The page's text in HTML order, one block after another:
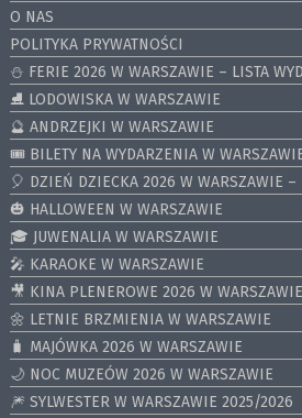
O NAS
POLITYKA PRYWATNOŚCI
⛄️ FERIE 2026 W WARSZAWIE – LISTA
⛸ LODOWISKA W WARSZAWIE
🔮 ANDRZEJKI W WARSZAWIE
🎟️ BILETY NA WYDARZENIA W
🎈 DZIEŃ DZIECKA 2026 W WARSZAWIE –
🎃 HALLOWEEN W WARSZAWIE
🎓 JUWENALIA W WARSZAWIE
🎤 KARAOKE W WARSZAWIE
🎥 KINA PLENEROWE 2026 W WARSZAWIE
🌼 LETNIE BRZMIENIA W WARSZAWIE
🧳 MAJÓWKA 2026 W WARSZAWIE
🌙 NOC MUZEÓW 2026 W WARSZAWIE
🎆 SYLWESTER W WARSZAWIE 2025/2026